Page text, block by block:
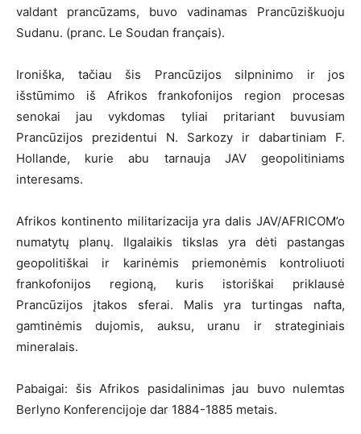
valdant prancūzams, buvo vadinamas Prancūziškuoju
Sudanu. (pranc. Le Soudan français).
Ironiška, tačiau šis Prancūzijos silpninimo ir jos
išstūmimo iš Afrikos frankofonijos region procesas
senokai jau vykdomas tyliai pritariant buvusiam
Prancūzijos prezidentui N. Sarkozy ir dabartiniam F.
Hollande, kurie abu tarnauja JAV geopolitiniams
interesams.
Afrikos kontinento militarizacija yra dalis JAV/AFRICOM’o
numatytų planų. Ilgalaikis tikslas yra dėti pastangas
geopolitiškai ir karinėmis priemonėmis kontroliuoti
frankofonijos regioną, kuris istoriškai priklausė
Prancūzijos įtakos sferai. Malis yra turtingas nafta,
gamtinėmis dujomis, auksu, uranu ir strateginiais
mineralais.
Pabaigai: šis Afrikos pasidalinimas jau buvo nulemtas
Berlyno Konferencijoje dar 1884-1885 metais.